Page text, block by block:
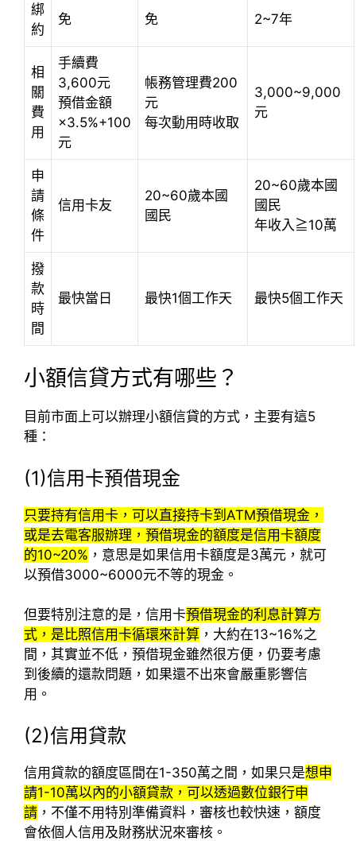
綁
約
免 免 2~7年
相
關
費
用
手續費
3,600元
預借金額
×3.5%+100
元
帳務管理費200
元
每次動用時收取
3,000~9,000
元
申
請
條
件
信用卡友
20~60歲本國
國民
20~60歲本國
國民
年收入≧10萬
撥
款
時
間
最快當日 最快1個工作天 最快5個工作天
小額信貸方式有哪些？
目前市面上可以辦理小額信貸的方式，主要有這5
種：
(1)信用卡預借現金
只要持有信用卡，可以直接持卡到ATM預借現金，
或是去電客服辦理，預借現金的額度是信用卡額度
的10~20% ，意思是如果信用卡額度是3萬元，就可
以預借3000~6000元不等的現金。
但要特別注意的是，信用卡預借現金的利息計算方
式，是比照信用卡循環來計算 ，大約在13~16%之
間，其實並不低，預借現金雖然很方便，仍要考慮
到後續的還款問題，如果還不出來會嚴重影響信
用。
(2)信用貸款
信用貸款的額度區間在1-350萬之間，如果只是想申
請1-10萬以內的小額貸款，可以透過數位銀行申
請 ，不僅不用特別準備資料，審核也較快速，額度
會依個人信用及財務狀況來審核。